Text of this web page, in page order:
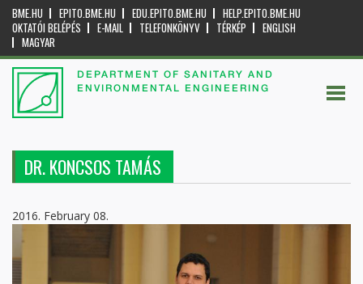
BME.HU EPITO.BME.HU EDU.EPITO.BME.HU
HELP.EPITO.BME.HU
OKTATÓI BELÉPÉS
E-MAIL TELEFONKÖNYV TÉRKÉP
ENGLISH
MAGYAR
DEPARTMENT OF SANITARY AND
ENVIRONMENTAL ENGINEERING
DR. KONCSOS TAMÁS
2016. February 08.